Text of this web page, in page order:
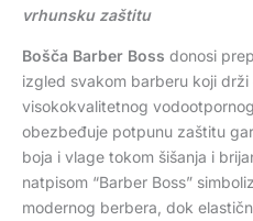
vrhunsku zaštitu
Bošča Barber Boss donosi
izgled svakom barberu koji
visokokvalitetnog
obezbeđuje potpunu zaštitu
boja i vlage tokom šišanja i
natpisom “Barber Boss”
modernog berbera, dok